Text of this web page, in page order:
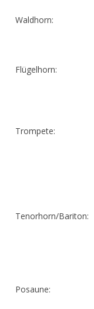
Waldhorn:
Flügelhorn:
Trompete:
Tenorhorn/Bariton:
Posaune: